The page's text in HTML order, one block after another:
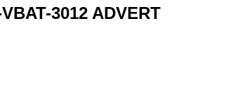
3012 ADVERT